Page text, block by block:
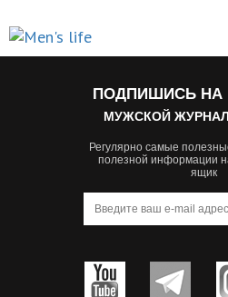
ПОДПИШИСЬ НА
МУЖСКОЙ ЖУРНАЛ
Регулярно самые
полезной информации
ящик